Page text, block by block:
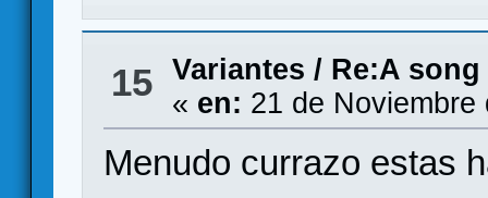
15 Variantes / Re:A
« en: 21 de
Menudo currazo estas